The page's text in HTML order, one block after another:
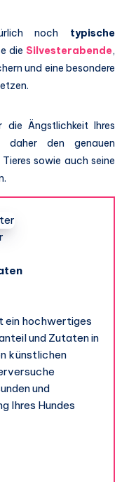
noch typische
die Silvesterabende,
und eine besondere
Ängstlichkeit Ihres
daher den genauen
sowie auch seine
ein hochwertiges
und Zutaten in
künstlichen
und
Ihres Hundes